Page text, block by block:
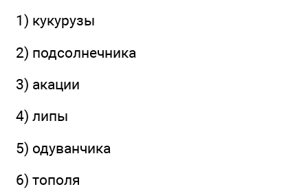
1) кукурузы
2) подсолнечника
3) акации
4) липы
5) одуванчика
6) тополя